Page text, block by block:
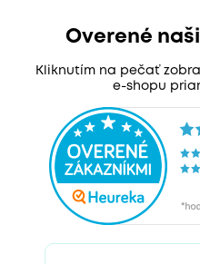
Overené
Kliknutím na pečať
e-shopu